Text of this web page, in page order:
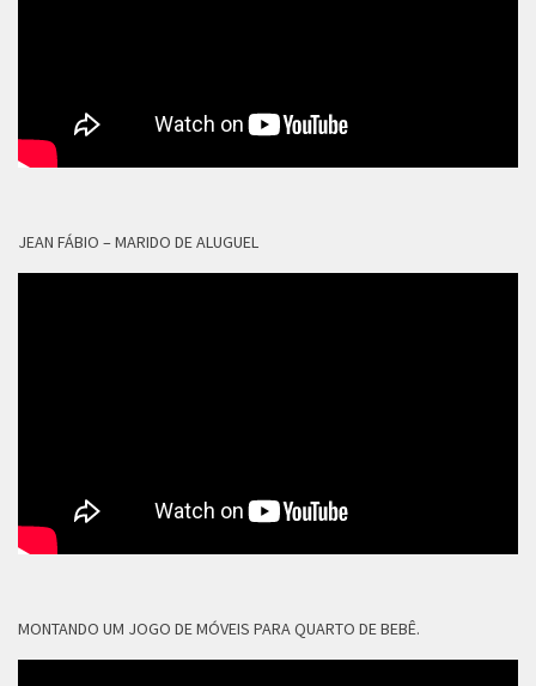
JEAN FÁBIO – MARIDO DE ALUGUEL
MONTANDO UM JOGO DE MÓVEIS PARA QUARTO DE BEBÊ.